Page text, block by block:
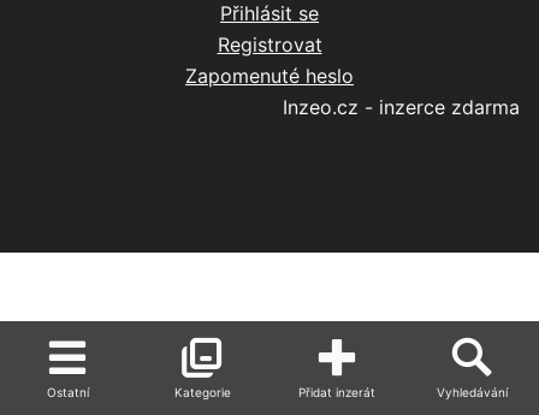
Kategorie
Ostatní Přidat inzerát Vyhledávání
Přihlásit se
Registrovat
Zapomenuté heslo
Inzeo.cz - inzerce zdarma